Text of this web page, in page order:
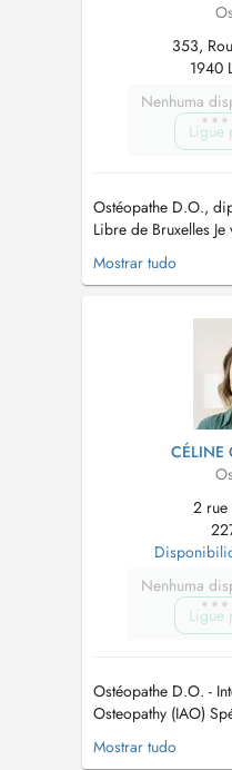
353,
1940
Nenhuma
Ligue
Ostéopathe D.O.,
Libre de Bruxelles
en charge
(Adolescents,
femmes enceintes et
partum • La prise
Mostrar tudo
CÉLINE
2 rue
Nenhuma
Ligue
Ostéopathe D.O. -
Osteopathy (IAO)
grossesse et post-
l'ostéopathie
Mostrar tudo